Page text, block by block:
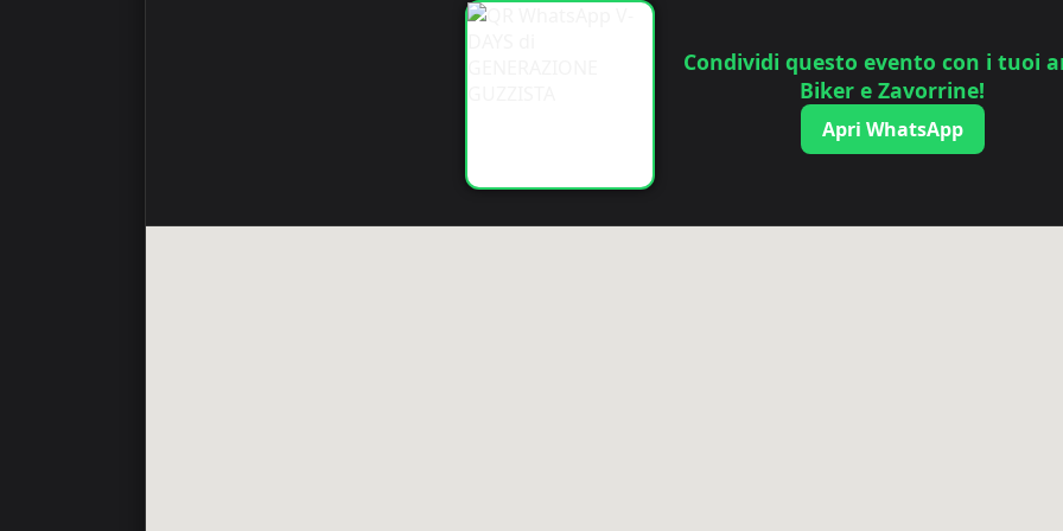
Condividi questo evento con i tuoi
Biker e Zavorrine!
Apri WhatsApp